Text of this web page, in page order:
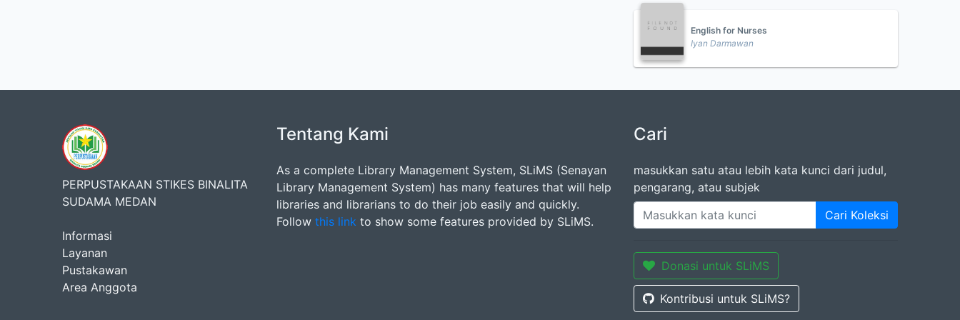
English for Nurses
Iyan Darmawan
PERPUSTAKAAN STIKES BINALITA
SUDAMA MEDAN
Informasi
Layanan
Pustakawan
Area Anggota
Tentang Kami
As a complete Library Management System, SLiMS (Senayan
Library Management System) has many features that will help
libraries and librarians to do their job easily and quickly.
Follow this link to show some features provided by SLiMS.
Cari
masukkan satu atau lebih kata kunci dari judul,
pengarang, atau subjek
Cari Koleksi
Donasi untuk SLiMS
Kontribusi untuk SLiMS?